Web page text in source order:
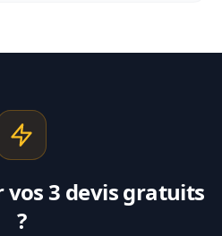
vos 3 devis gratuits
?